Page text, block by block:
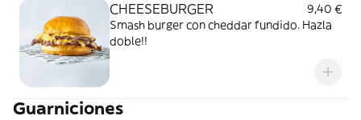
CHEESEBURGER
9,40 €
Smash burger con cheddar fundido. Hazla
doble!!
Guarniciones